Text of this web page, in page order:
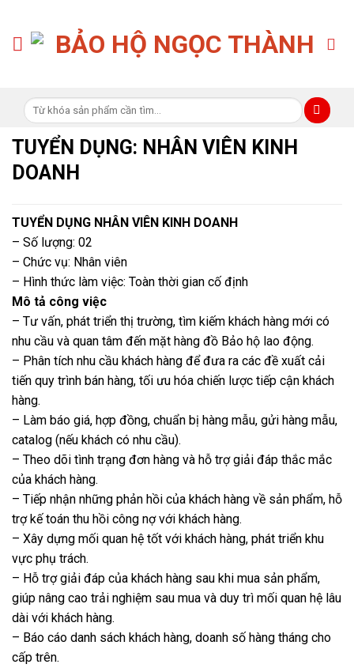
content
Tìm
kiếm:
TUYỂN DỤNG: NHÂN VIÊN KINH
DOANH
TUYỂN DỤNG NHÂN VIÊN KINH DOANH
– Số lượng: 02
– Chức vụ: Nhân viên
– Hình thức làm việc: Toàn thời gian cố định
Mô tả công việc
– Tư vấn, phát triển thị trường, tìm kiếm khách hàng mới có
nhu cầu và quan tâm đến mặt hàng đồ Bảo hộ lao động.
– Phân tích nhu cầu khách hàng để đưa ra các đề xuất cải
tiến quy trình bán hàng, tối ưu hóa chiến lược tiếp cận khách
hàng.
– Làm báo giá, hợp đồng, chuẩn bị hàng mẫu, gửi hàng mẫu,
catalog (nếu khách có nhu cầu).
– Theo dõi tình trạng đơn hàng và hỗ trợ giải đáp thắc mắc
của khách hàng.
– Tiếp nhận những phản hồi của khách hàng về sản phẩm, hỗ
trợ kế toán thu hồi công nợ với khách hàng.
– Xây dựng mối quan hệ tốt với khách hàng, phát triển khu
vực phụ trách.
– Hỗ trợ giải đáp của khách hàng sau khi mua sản phẩm,
giúp nâng cao trải nghiệm sau mua và duy trì mối quan hệ lâu
dài với khách hàng.
– Báo cáo danh sách khách hàng, doanh số hàng tháng cho
cấp trên.